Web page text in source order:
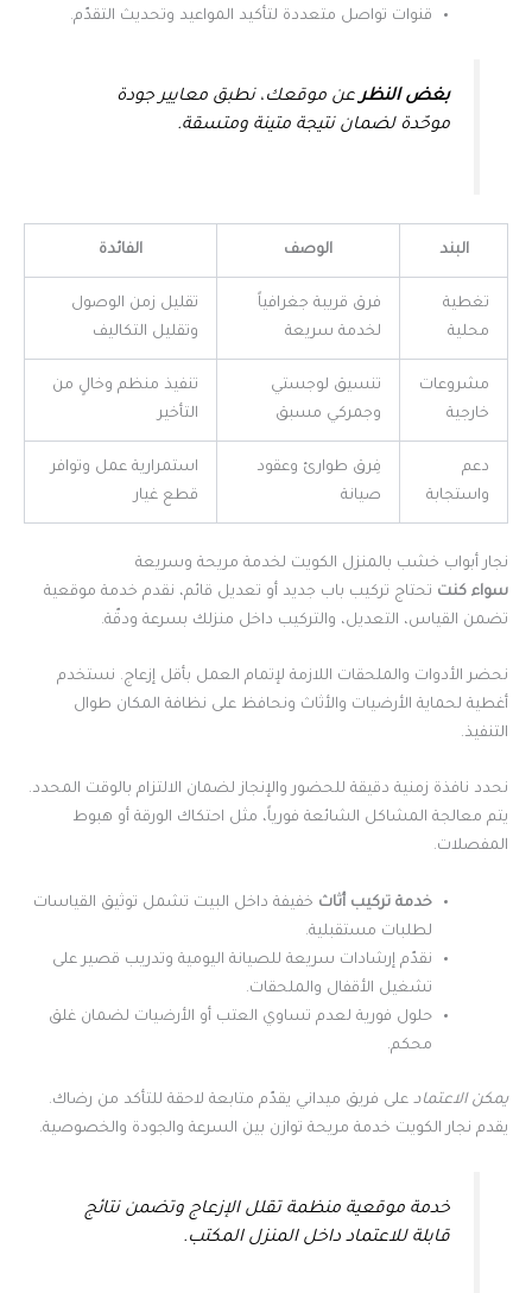
قنوات تواصل متعددة لتأكيد المواعيد وتحديث التقدّم.
بغض النظرعن موقعك، نطبق معايير جودة
موحّدة لضمان نتيجة متينة ومتسقة.
البند الوصف الفائدة
تغطية
محلية
فرق قريبة جغرافياً
لخدمة سريعة
تقليل زمن الوصول
وتقليل التكاليف
مشروعات
خارجية
تنسيق لوجستي
وجمركي مسبق
تنفيذ منظم وخالٍ من
التأخير
دعم
واستجابة
فِرق طوارئ وعقود
صيانة
استمرارية عمل وتوافر
قطع غيار
نجار أبواب خشب بالمنزل الكويت لخدمة مريحة وسريعة
سواء كنت تحتاج تركيب باب جديد أو تعديل قائم، نقدم خدمة موقعية
تضمن القياس، التعديل، والتركيب داخل منزلك بسرعة ودقّة.
نحضر الأدوات والملحقات اللازمة لإتمام العمل بأقل إزعاج. نستخدم
أغطية لحماية الأرضيات والأثاث ونحافظ على نظافة المكان طوال
التنفيذ.
نحدد نافذة زمنية دقيقة للحضور والإنجاز لضمان الالتزام بالوقت المحدد.
يتم معالجة المشاكل الشائعة فورياً، مثل احتكاك الورقة أو هبوط
المفصلات.
خدمة تركيب أثاث خفيفة داخل البيت تشمل توثيق القياسات
لطلبات مستقبلية.
نقدّم إرشادات سريعة للصيانة اليومية وتدريب قصير على
تشغيل الأقفال والملحقات.
حلول فورية لعدم تساوي العتب أو الأرضيات لضمان غلق
محكم.
يمكن الاعتماد على فريق ميداني يقدّم متابعة لاحقة للتأكد من رضاك.
يقدم نجار الكويت خدمة مريحة توازن بين السرعة والجودة والخصوصية.
خدمة موقعية منظمة تقلل الإزعاج وتضمن نتائج
قابلة للاعتماد داخل المنزل المكتب.